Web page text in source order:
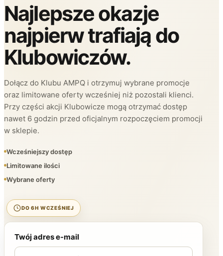
Najlepsze okazje
najpierw trafiają do
Klubowiczów.
Dołącz do Klubu AMPQ i otrzymuj wybrane promocje
oraz limitowane oferty wcześniej niż pozostali klienci.
Przy części akcji Klubowicze mogą otrzymać dostęp
nawet 6 godzin przed oficjalnym rozpoczęciem promocji
w sklepie.
Wcześniejszy dostęp
Limitowane ilości
Wybrane oferty
DO 6H WCZEŚNIEJ
Twój adres e-mail